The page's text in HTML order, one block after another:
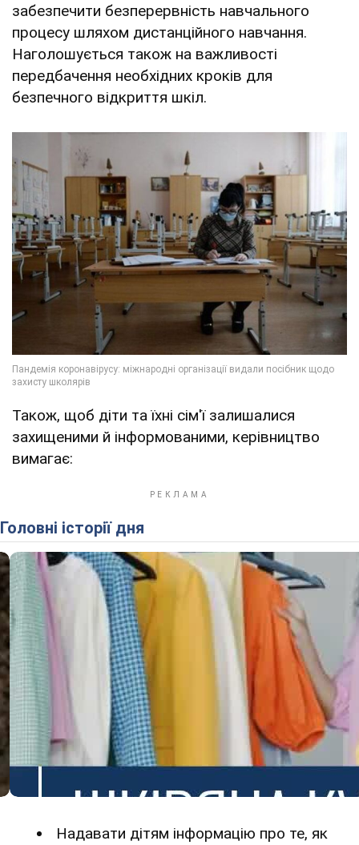
забезпечити безперервність навчального
процесу шляхом дистанційного навчання.
Наголошується також на важливості
передбачення необхідних кроків для
безпечного відкриття шкіл.
Також, щоб діти та їхні сім'ї залишалися
захищеними й інформованими, керівництво
вимагає:
Головні історії дня
Надавати дітям інформацію про те, як